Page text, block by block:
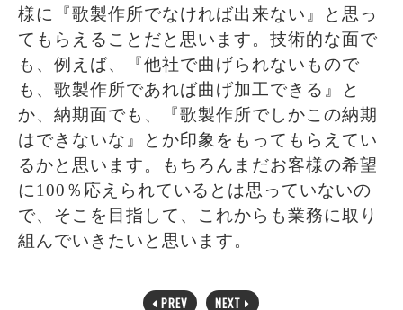
様に『歌製作所でなければ出来ない』と思っ
てもらえることだと思います。技術的な面で
も、例えば、『他社で曲げられないもので
も、歌製作所であれば曲げ加工できる』と
か、納期面でも、『歌製作所でしかこの納期
はできないな』とか印象をもってもらえてい
るかと思います。もちろんまだお客様の希望
に100％応えられているとは思っていないの
で、そこを目指して、これからも業務に取り
組んでいきたいと思います。
PREV NEXT